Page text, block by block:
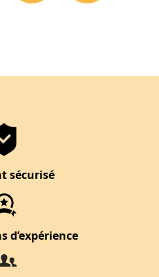
sécurisé
d’expérience